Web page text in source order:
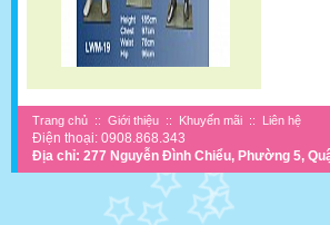
Trang chủ :: Giới thiệu :: Khuyến mãi :: Liên hệ
Điện thoại: 0908.868.343
Địa chỉ: 277 Nguyễn Đình Chiểu, Phường 5,